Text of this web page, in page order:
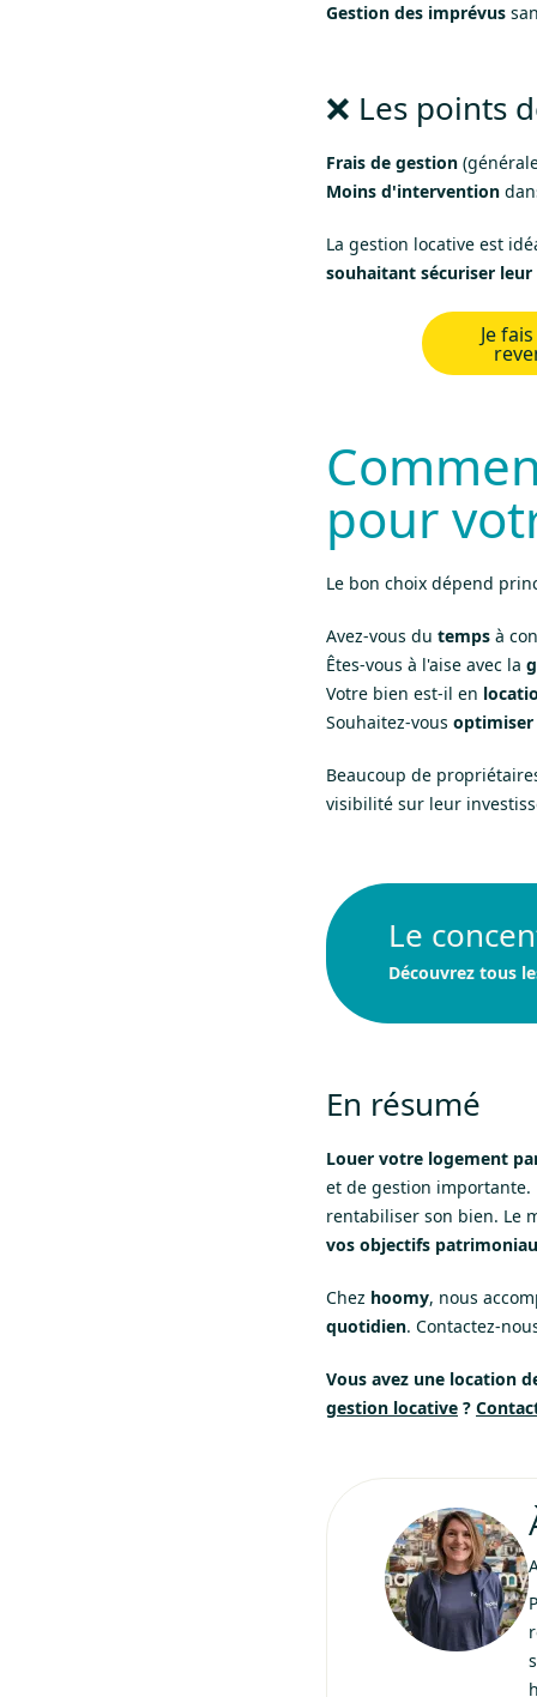
Gestion des imprévus
❌ Les points
Frais de gestion
Moins d'intervention
La gestion locative est
souhaitant sécuriser
Je
pour
Le bon choix dépend
Avez-vous du temps à
Êtes-vous à l'aise avec la
Votre bien est-il en
Souhaitez-vous optimiser
Beaucoup de
visibilité sur leur
Le
Découvrez tous
En résumé
Louer votre logement
et de gestion importante.
rentabiliser son bien. Le
vos objectifs
Chez hoomy, nous
quotidien. Contactez-
Vous avez une location
gestion locative ?